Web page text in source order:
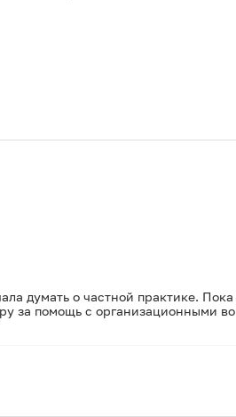
думать о частной практике.
за помощь с организационными